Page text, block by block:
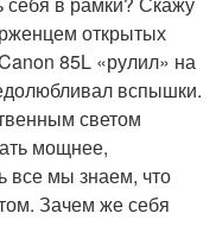
открытых
85L «рулил» на
вспышки.
светом
мощнее,
все мы знаем, что
Зачем же себя